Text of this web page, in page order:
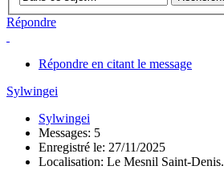
Répondre
Répondre en citant le message
Sylwingei
Sylwingei
Messages: 5
Enregistré le: 27/11/2025
Localisation: Le Mesnil Saint-Denis.